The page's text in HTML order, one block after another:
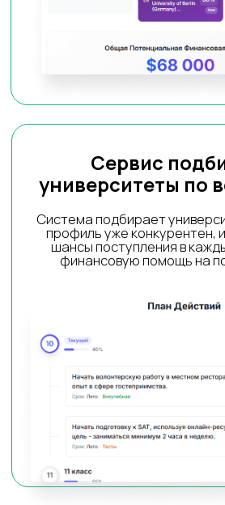
Эксперты
высокого уровня
прошли 3 ступени отбора,
только 1 из 7 попадает к нам
ваш профиль
Наш эксперт внимательно изучит ваш
опыт, достижения и цели, чтобы дать
объективную оценку, указать на сильные и
поступления